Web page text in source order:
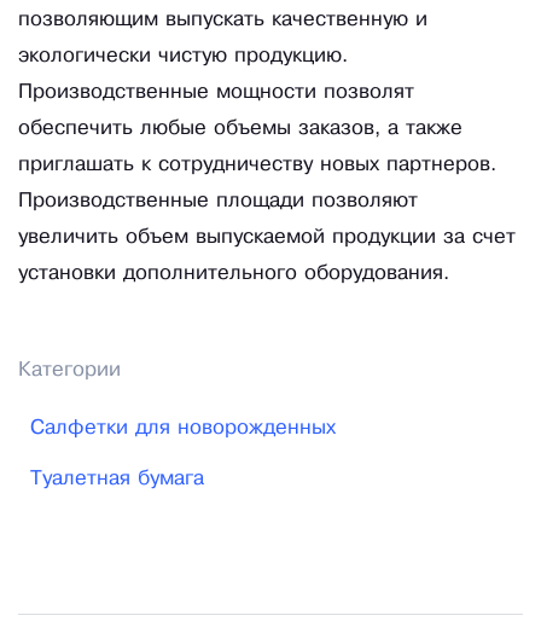
позволяющим выпускать качественную и
экологически чистую продукцию.
Производственные мощности позволят
обеспечить любые объемы заказов, а также
приглашать к сотрудничеству новых партнеров.
Производственные площади позволяют
увеличить объем выпускаемой продукции за счет
установки дополнительного оборудования.
Категории
Салфетки для новорожденных
Туалетная бумага